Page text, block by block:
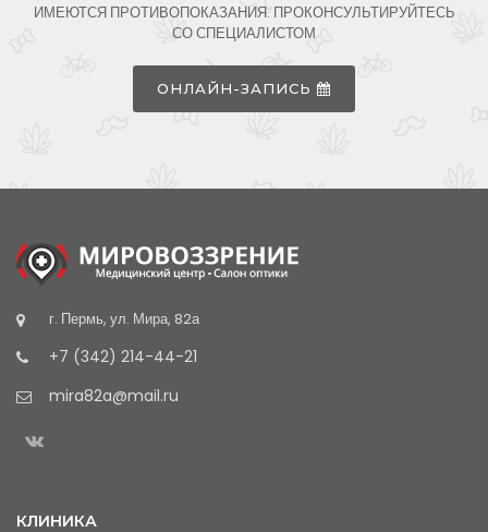
ИМЕЮТСЯ ПРОТИВОПОКАЗАНИЯ. ПРОКОНСУЛЬТИРУЙТЕСЬ
СО СПЕЦИАЛИСТОМ
ОНЛАЙН-ЗАПИСЬ
г. Пермь, ул. Мира, 82а
+7 (342) 214-44-21
mira82a@mail.ru
КЛИНИКА